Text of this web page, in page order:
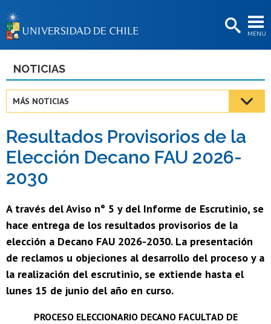
MENÚ
BIBLIOTECAS
Estudiantes
Académicas/os
Funcionarias/os
NOTICIAS
MÁS NOTICIAS
Resultados Provisorios de la
Elección Decano FAU 2026-
2030
A través del Aviso n° 5 y del Informe de Escrutinio, se
hace entrega de los resultados provisorios de la
elección a Decano FAU 2026-2030. La presentación
de reclamos u objeciones al desarrollo del proceso y a
la realización del escrutinio, se extiende hasta el
lunes 15 de junio del año en curso.
PROCESO ELECCIONARIO DECANO FACULTAD DE